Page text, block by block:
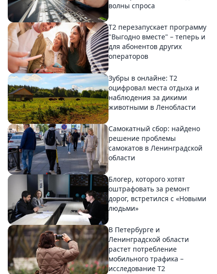
волны спроса
Т2 перезапускает программу
"Выгодно вместе" – теперь и
для абонентов других
операторов
Зубры в онлайне: Т2
оцифровал места отдыха и
наблюдения за дикими
животными в Ленобласти
Самокатный сбор: найдено
решение проблемы
самокатов в Ленинградской
области
Блогер, которого хотят
оштрафовать за ремонт
дорог, встретился с «Новыми
людьми»
В Петербурге и
Ленинградской области
растет потребление
мобильного трафика –
исследование T2